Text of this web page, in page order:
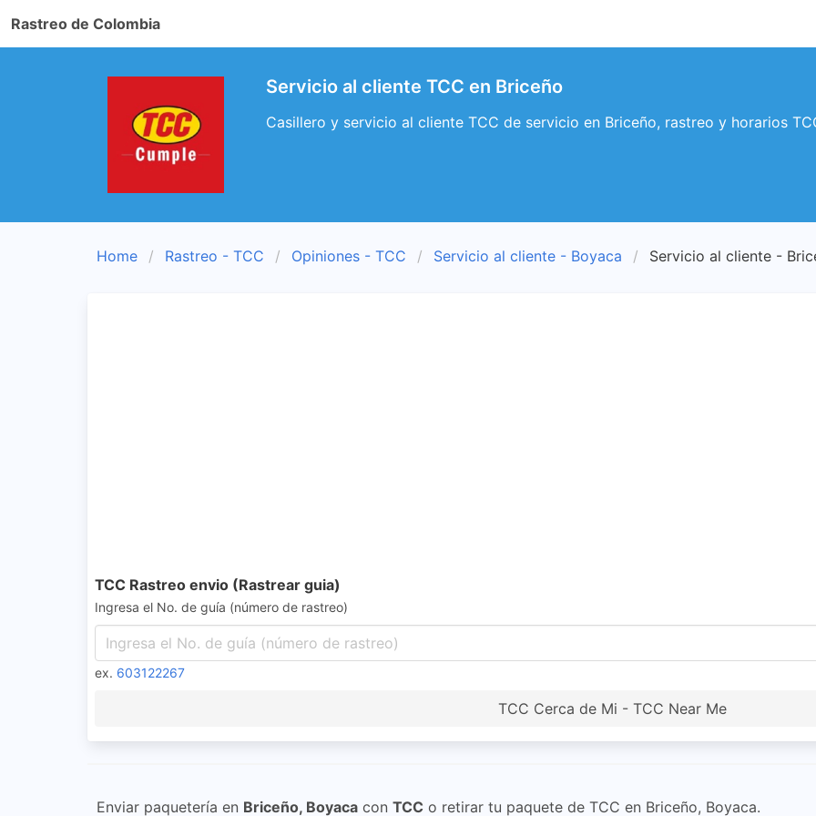
Rastreo de Colombia
Servicio al cliente TCC en Briceño
Casillero y servicio al cliente TCC de servicio en Briceño, rastreo y horarios
Home Rastreo - TCC Opiniones - TCC Servicio al cliente - Boyaca Servicio al cliente -
TCC Rastreo envio (Rastrear guia)
Ingresa el No. de guía (número de rastreo)
ex. 603122267
TCC Cerca de Mi - TCC Near Me
Enviar paquetería en Briceño, Boyaca con TCC o retirar tu paquete de TCC en Briceño, Boyaca.